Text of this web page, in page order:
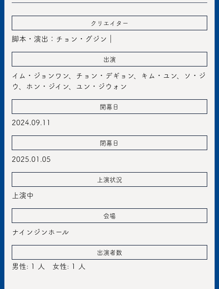
クリエイター
脚本・演出：チョン・グジン｜
出演
イム・ジョンワン、チョン・デギョン、キム・ユン、ソ・ジ
ウ、ホン・ジイン、ユン・ジウォン
開幕日
2024.09.11
閉幕日
2025.01.05
上演状況
上演中
会場
ナインジンホール
出演者数
男性: 1 人 女性: 1 人